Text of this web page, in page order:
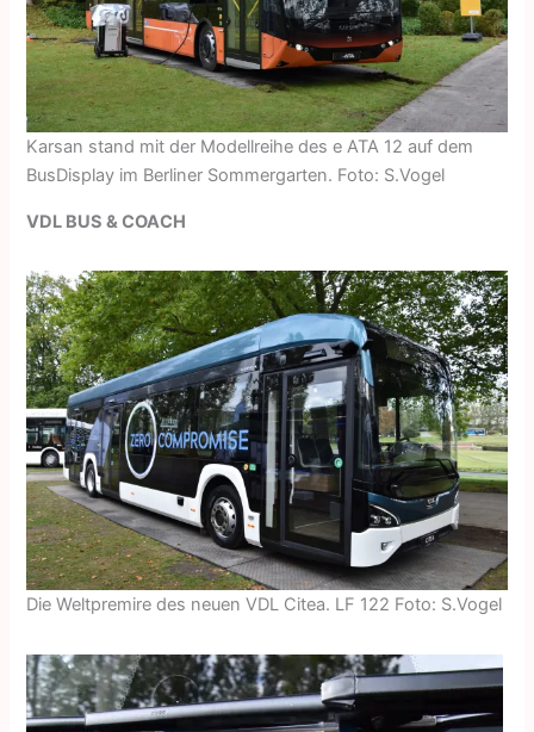
Karsan stand mit der Modellreihe des e ATA 12 auf dem
BusDisplay im Berliner Sommergarten. Foto: S.Vogel
VDL BUS & COACH
Die Weltpremire des neuen VDL Citea. LF 122 Foto: S.Vogel